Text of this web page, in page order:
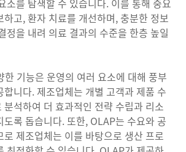
소를 탐색할 수 있습니다. 이를 통해 중요
하고, 환자 치료를 개선하며, 충분한 정보
정을 내려 의료 결과의 수준을 한층 높일
한 기능은 운영의 여러 요소에 대해 풍부
합니다. 제조업체는 개별 고객과 제품 수
분석하여 더 효과적인 전략 수립과 리소
록 돕습니다. 또한, OLAP는 수요와 공
제조업체는 이를 바탕으로 생산 프로